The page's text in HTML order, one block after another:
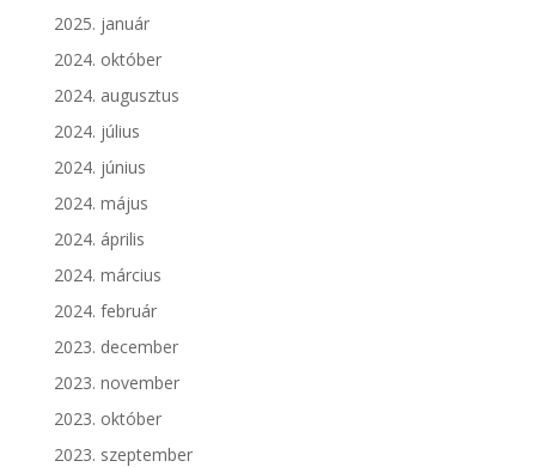
2025. január
2024. október
2024. augusztus
2024. július
2024. június
2024. május
2024. április
2024. március
2024. február
2023. december
2023. november
2023. október
2023. szeptember